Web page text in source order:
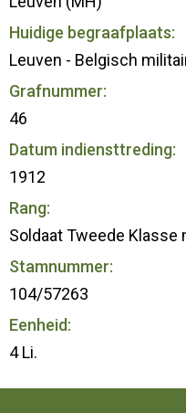
Huidige begraafplaats:
Leuven - Belgisch
Grafnummer:
46
Datum indiensttreding:
1912
Rang:
Soldaat Tweede Klasse
Stamnummer:
104/57263
Eenheid:
4 Li.